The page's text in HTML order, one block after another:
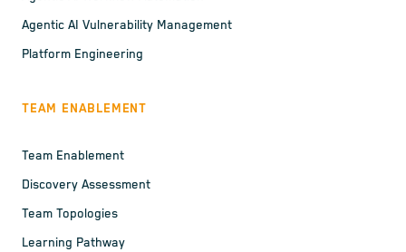
Agentic AI Vulnerability Management
Platform Engineering
TEAM ENABLEMENT
Team Enablement
Discovery Assessment
Team Topologies
Learning Pathway